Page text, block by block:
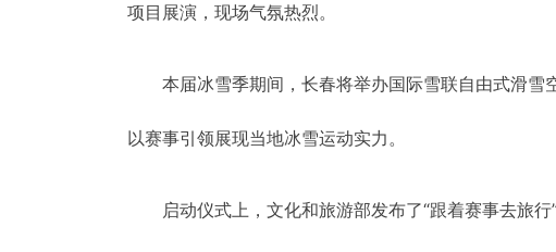
项目展演，现场气氛热烈。
本届冰雪季期间，长春将举办国际雪联自由式滑雪
以赛事引领展现当地冰雪运动实力。
启动仪式上，文化和旅游部发布了“跟着赛事去旅